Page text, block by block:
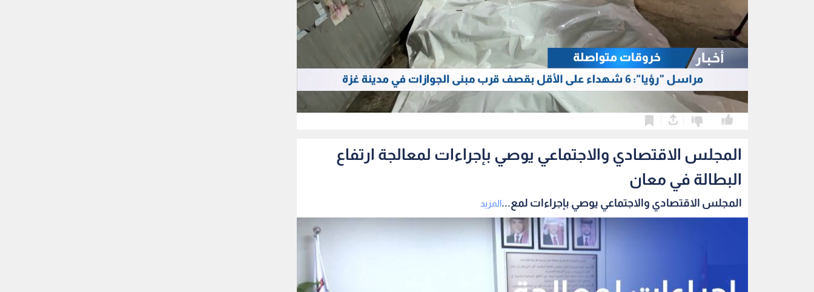
المجلس الاقتصادي والاجتماعي يوصي بإجراءات لمعالجة ارتفاع
البطالة في معان
المجلس الاقتصادي والاجتماعي يوصي بإجراءات لمع...المزيد